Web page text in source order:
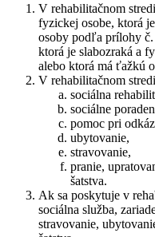
V rehabilitačnom
fyzickej osobe, ktorá
osoby podľa prílohy
ktorá je slabozraká a
alebo ktorá má ťažkú
V rehabilitačnom
sociálna
sociálne
pomoc pri
ubytovanie,
stravovanie,
pranie,
šatstva.
Ak sa poskytuje v
sociálna služba,
stravovanie,